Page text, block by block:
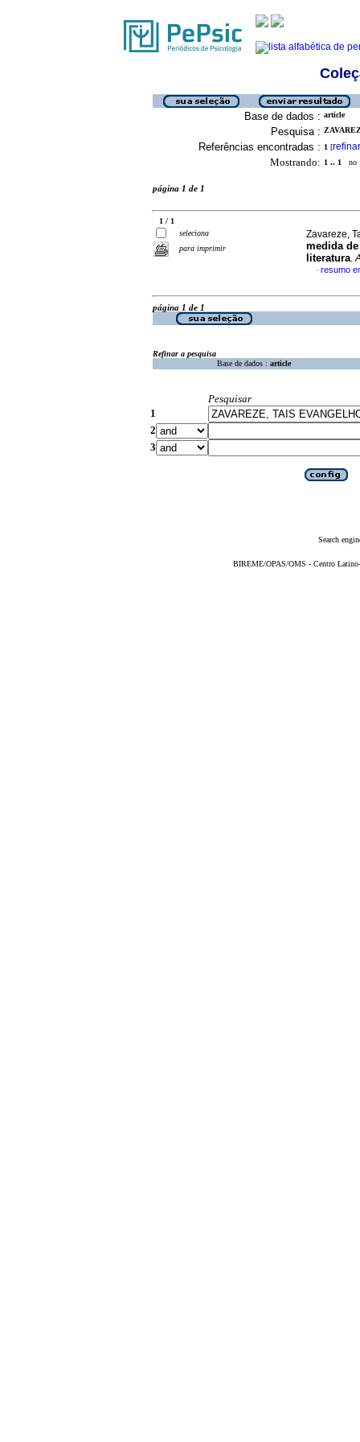
Base de dados : article
Pesquisa :
Referências encontradas : 1 [refinar
Mostrando: 1 .. 1 no
página 1 de 1
1 / 1
seleciona
para imprimir
Zavareze,
medida
literatura.
· resumo
página 1 de 1
Refinar a pesquisa
Base de dados : article
Pesquisar
1
2
3
Search
BIREME/OPAS/OMS - Centro Latino-